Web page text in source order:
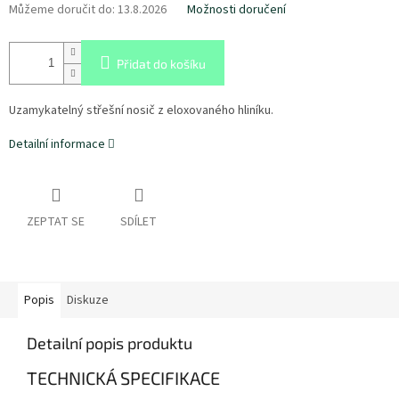
Můžeme doručit do: 13.8.2026 Možnosti doručení
Přidat do košíku
Uzamykatelný střešní nosič z eloxovaného hliníku.
Detailní informace
ZEPTAT SE SDÍLET
Popis Diskuze
Detailní popis produktu
TECHNICKÁ SPECIFIKACE